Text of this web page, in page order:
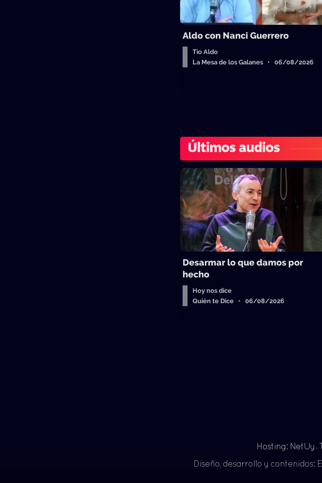
Aldo con Nanci Guerrero
Tio Aldo
La Mesa de los Galanes • 06/08/2026
Últimos audios
Desarmar lo que damos por
hecho
Hoy nos dice
Quién te Dice • 06/08/2026
Hosting: NetUy -
Diseño, desarrollo y contenidos: